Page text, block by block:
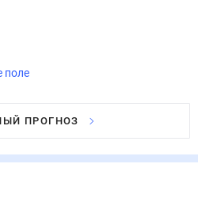
поле
ПРОГНОЗ